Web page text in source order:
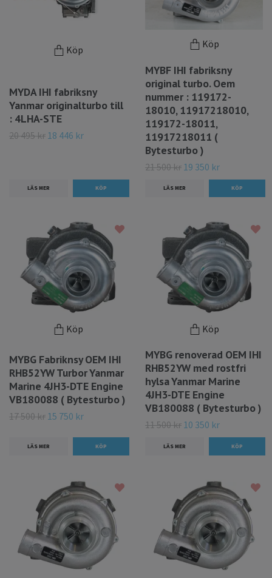
Köp
MYDA IHI fabriksny
Yanmar originalturbo till
: 4LHA-STE
20 495 kr 18 446 kr
LÄS MER
Köp
MYBF IHI fabriksny
original turbo. Oem
nummer : 119172-
18010, 11917218010,
119172-18011,
11917218011 (
Bytesturbo )
21 500 kr 19 350 kr
LÄS MER
Köp
MYBG Fabriknsy OEM IHI
RHB52YW Turbor Yanmar
Marine 4JH3-DTE Engine
VB180088 ( Bytesturbo )
17 500 kr 15 750 kr
LÄS MER
Köp
MYBG renoverad OEM IHI
RHB52YW med rostfri
hylsa Yanmar Marine
4JH3-DTE Engine
VB180088 ( Bytesturbo )
11 500 kr 10 350 kr
LÄS MER